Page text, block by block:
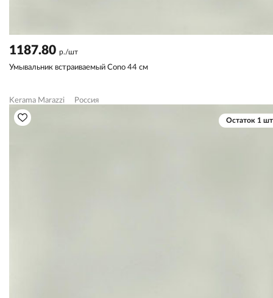
1187.80 р./шт
Умывальник встраиваемый Cono 44 см
Kerama Marazzi Россия
Остаток 1 шт